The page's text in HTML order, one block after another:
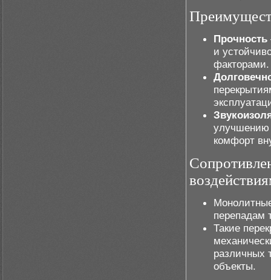
Прочность
и
факторами.
улучшению
комфорт
перепадам
Такие
различных
объекты.